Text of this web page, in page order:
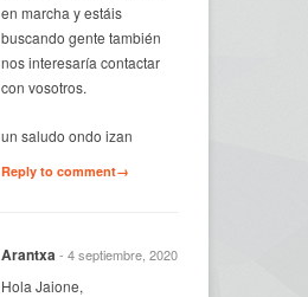
en marcha y estáis
buscando gente también
nos interesaría contactar
con vosotros.
un saludo ondo izan
Reply to comment→
Arantxa- 4 septiembre, 2020
Hola Jaione,